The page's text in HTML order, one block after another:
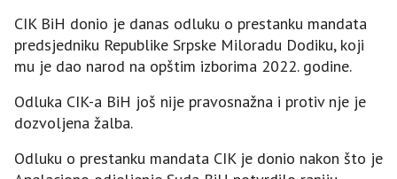
CIK BiH donio je danas odluku o prestanku mandata
predsjedniku Republike Srpske Miloradu Dodiku, koji
mu je dao narod na opštim izborima 2022. godine.
Odluka CIK-a BiH još nije pravosnažna i protiv nje je
dozvoljena žalba.
Odluku o prestanku mandata CIK je donio nakon što je